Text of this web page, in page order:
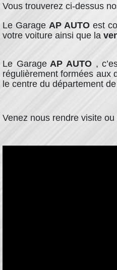
Vous trouverez ci-dessus
Le GarageAP AUTO est
votre voiture ainsi que la
Le GarageAP AUTO ,
régulièrement formées aux
le centre du département
Venez nous rendre visite ou